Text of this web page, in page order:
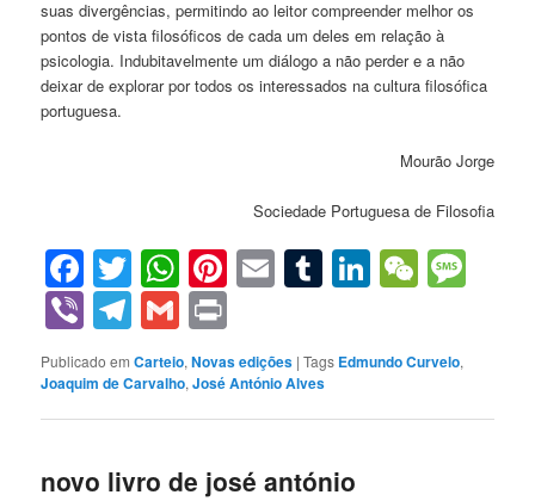
suas divergências, permitindo ao leitor compreender melhor os
pontos de vista filosóficos de cada um deles em relação à
psicologia. Indubitavelmente um diálogo a não perder e a não
deixar de explorar por todos os interessados na cultura filosófica
portuguesa.
Mourão Jorge
Sociedade Portuguesa de Filosofia
Facebook
Twitter
WhatsApp
Pinterest
EmailTumblr
LinkedIn
ViberTelegram
Gmail
Publicado em Carteio,Novas edições |Tags Edmundo Curvelo,
Joaquim de Carvalho,José António Alves
novo livro de josé antónio